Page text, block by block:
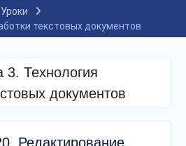
Уроки
текстовых документов
3. Технология
документов
Редактирование